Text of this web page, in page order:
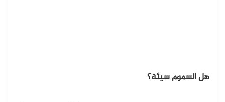
هل السموم سيئة؟